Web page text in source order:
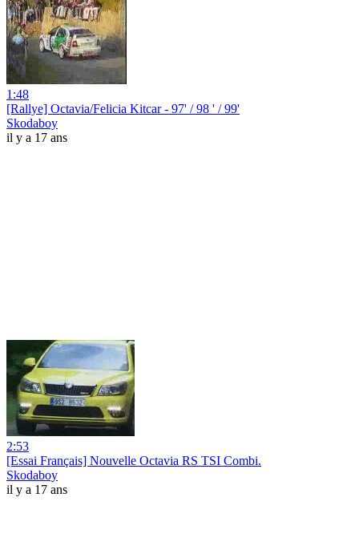
1:48
[Rallye] Octavia/Felicia Kitcar - 97' / 98 ' / 99'
Skodaboy
il y a 17 ans
2:53
[Essai Français] Nouvelle Octavia RS TSI Combi.
Skodaboy
il y a 17 ans